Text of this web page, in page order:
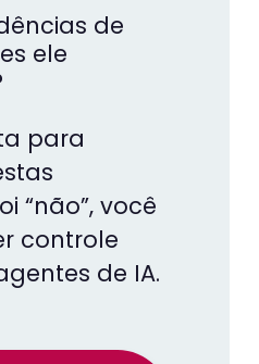
de
ele
para
“não”, você
controle
de IA.